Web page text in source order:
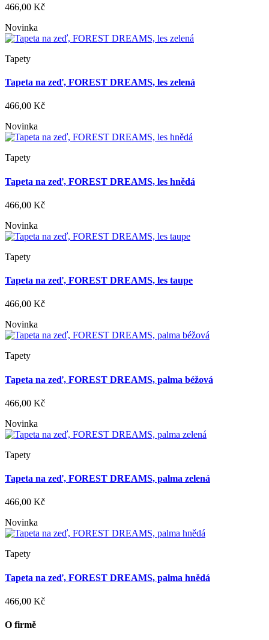
466,00 Kč
Novinka
Tapety
Tapeta na zeď, FOREST DREAMS, les zelená
466,00 Kč
Novinka
Tapety
Tapeta na zeď, FOREST DREAMS, les hnědá
466,00 Kč
Novinka
Tapety
Tapeta na zeď, FOREST DREAMS, les taupe
466,00 Kč
Novinka
Tapety
Tapeta na zeď, FOREST DREAMS, palma béžová
466,00 Kč
Novinka
Tapety
Tapeta na zeď, FOREST DREAMS, palma zelená
466,00 Kč
Novinka
Tapety
Tapeta na zeď, FOREST DREAMS, palma hnědá
466,00 Kč
O firmě